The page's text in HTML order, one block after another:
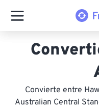
Convierte entre
Australian Central